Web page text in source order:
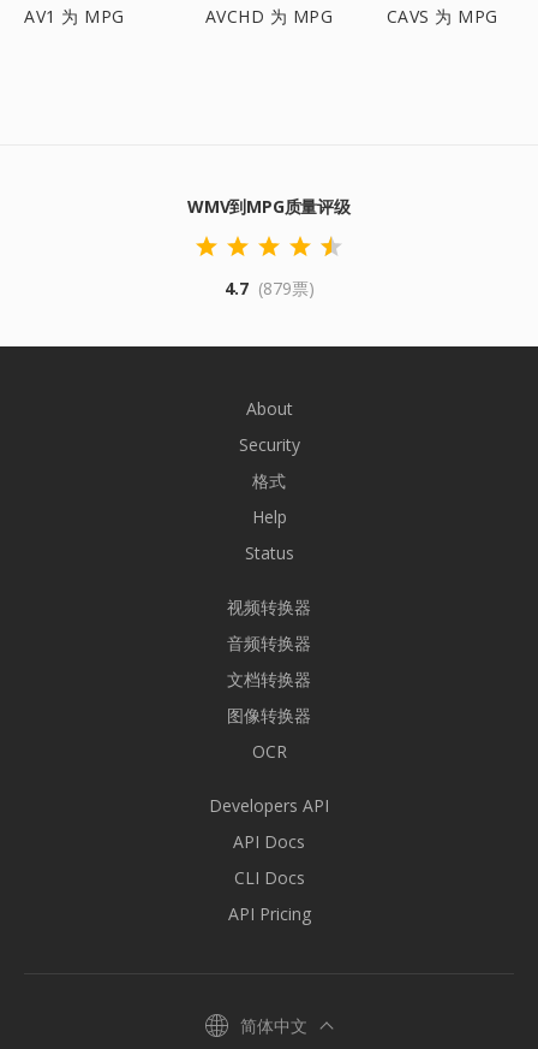
AV1 为 MPG AVCHD 为 MPG CAVS 为 MPG
WMV到MPG质量评级
4.7 (879票)
About
Security
格式
Help
Status
视频转换器
音频转换器
文档转换器
图像转换器
OCR
Developers API
API Docs
CLI Docs
API Pricing
简体中文